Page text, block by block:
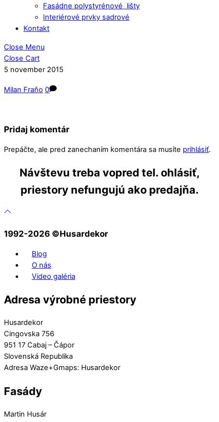
Fasádne polystyrénové lišty
Interiérové prvky sadrové
Kontakt
Close Menu
Close Cart
5 november 2015
Milan Fraňo 0
Pridaj komentár
Prepáčte, ale pred zanechaním komentára sa musíte prihlásiť.
Návštevu treba vopred tel. ohlásiť,
priestory nefungujú ako predajňa.
1992-2026 ©️Husardekor
Blog
O nás
Video galéria
Adresa výrobné priestory
Husardekor
Cingovska 756
951 17 Cabaj – Čápor
Slovenská Republika
Adresa Waze+Gmaps: Husardekor
Fasády
Martin Husár